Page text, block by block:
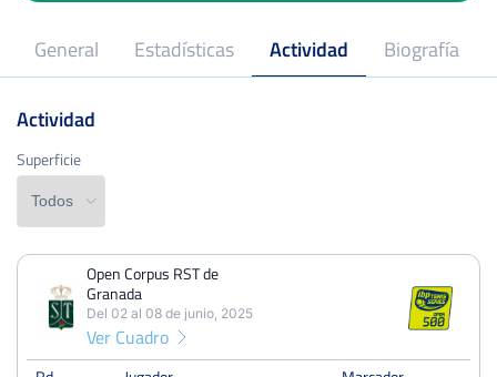
General Estadísticas Actividad Biografía
Superficie
PERDIDOSPARTIDOS
1 4
PERDIDOS SETS
Actividad
Superficie
Open Corpus RST de
Granada
Del 02 al 08 de junio, 2025
Ver Cuadro